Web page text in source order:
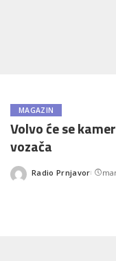
MAGAZIN
Volvo će se
vozača
Posted
Radio Prnjavor